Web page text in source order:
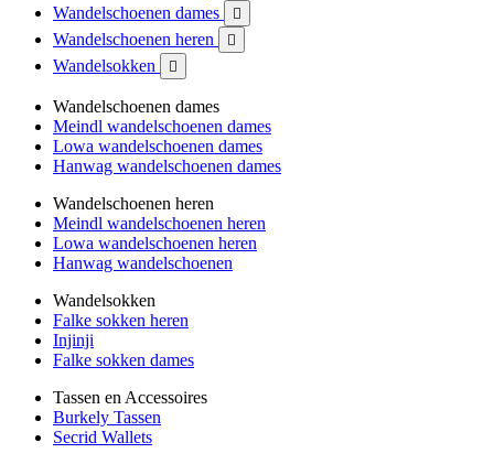
Wandelschoenen dames

Wandelschoenen heren 
Wandelsokken 
Wandelschoenen dames
Meindl wandelschoenen dames
Lowa wandelschoenen dames
Hanwag wandelschoenen dames
Wandelschoenen heren
Meindl wandelschoenen heren
Lowa wandelschoenen heren
Hanwag wandelschoenen
Wandelsokken
Falke sokken heren
Injinji
Falke sokken dames
Tassen en Accessoires
Burkely Tassen
Secrid Wallets